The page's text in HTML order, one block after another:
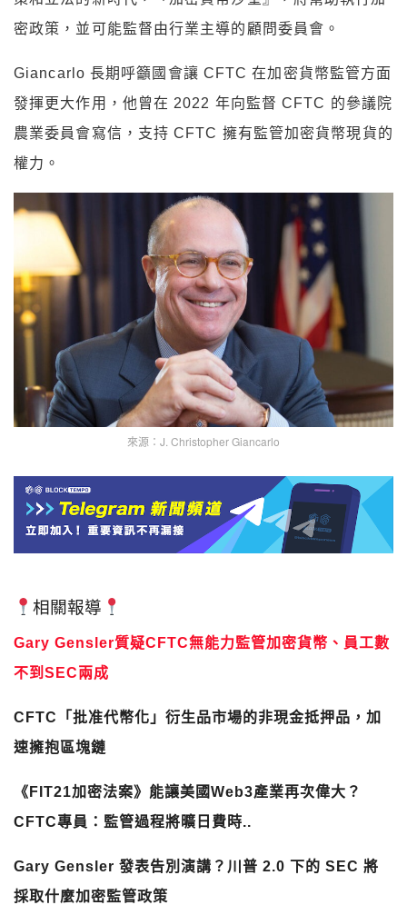
密政策，並可能監督由行業主導的顧問委員會。
Giancarlo 長期呼籲國會讓 CFTC 在加密貨幣監管方面
發揮更大作用，他曾在 2022 年向監督 CFTC 的參議院
農業委員會寫信，支持 CFTC 擁有監管加密貨幣現貨的
權力。
來源：J. Christopher Giancarlo
相關報導
Gary Gensler質疑CFTC無能力監管加密貨幣、員工數
不到SEC兩成
CFTC「批准代幣化」衍生品市場的非現金抵押品，加
速擁抱區塊鏈
《FIT21加密法案》能讓美國Web3產業再次偉大？
CFTC專員：監管過程將曠日費時..
Gary Gensler 發表告別演講？川普 2.0 下的 SEC 將
採取什麼加密監管政策